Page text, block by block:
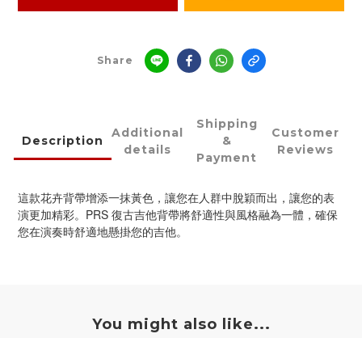
Share
Description
Additional
details
Shipping
&
Payment
Customer
Reviews
這款花卉背帶增添一抹黃色，讓您在人群中脫穎而出，讓您的表
演更加精彩。PRS 復古吉他背帶將舒適性與風格融為一體，確保
您在演奏時舒適地懸掛您的吉他。
You might also like...